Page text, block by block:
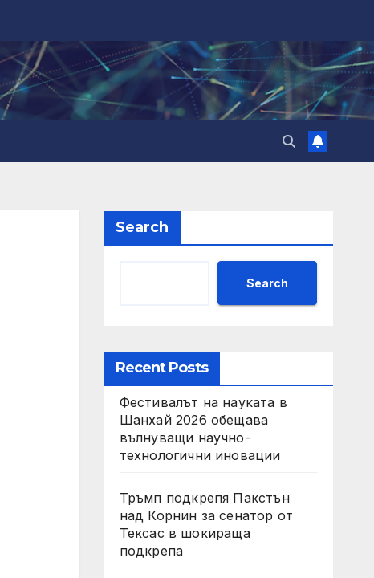
Search
Search
Recent Posts
Фестивалът на науката в
Шанхай 2026 обещава
вълнуващи научно-
технологични иновации
Тръмп подкрепя Пакстън
над Корнин за сенатор от
Тексас в шокираща
подкрепа